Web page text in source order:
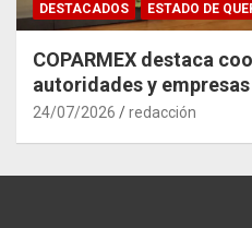
DESTACADOS ESTADO DE
COPARMEX destaca
autoridades y
impacto del Tren
24/07/2026 redacción